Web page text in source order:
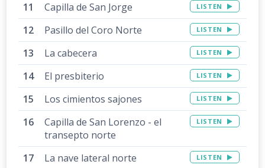
Capilla de San Jorge LISTEN
Pasillo del Coro Norte LISTEN
La cabecera LISTEN
El presbiterio LISTEN
Los cimientos sajones LISTEN
Capilla de San Lorenzo - el
transepto norte
LISTEN
La nave lateral norte LISTEN